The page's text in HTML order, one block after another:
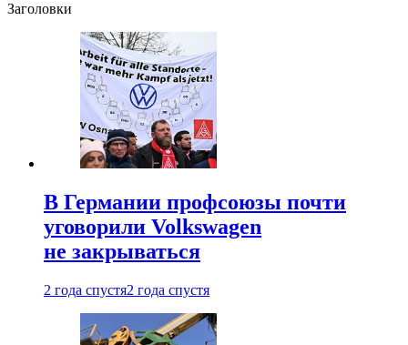
Заголовки
В Германии профсоюзы почти
уговорили Volkswagen
не закрываться
2 года спустя2 года спустя